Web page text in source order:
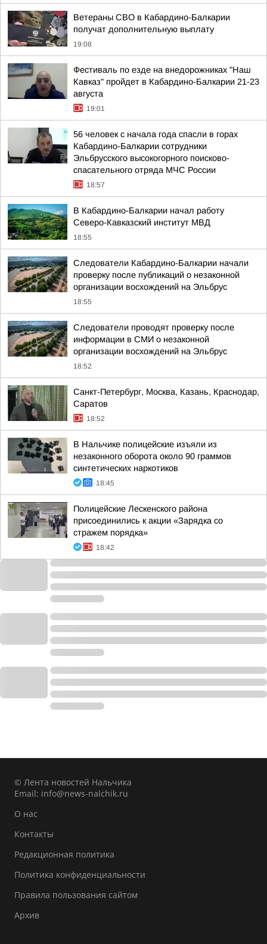
Ветераны СВО в Кабардино-Балкарии
получат дополнительную выплату
19:08
Фестиваль по езде на внедорожниках "Наш
Кавказ" пройдет в Кабардино-Балкарии 21-23
августа
19:01
56 человек с начала года спасли в горах
Кабардино-Балкарии сотрудники
Эльбрусского высокогорного поисково-
спасательного отряда МЧС России
18:57
В Кабардино-Балкарии начал работу
Северо-Кавказский институт МВД
18:55
Следователи Кабардино-Балкарии начали
проверку после публикаций о незаконной
организации восхождений на Эльбрус
18:55
Следователи проводят проверку после
информации в СМИ о незаконной
организации восхождений на Эльбрус
18:52
Санкт-Петербург, Москва, Казань, Краснодар,
Саратов
18:52
В Нальчике полицейские изъяли из
незаконного оборота около 90 граммов
синтетических наркотиков
18:45
Полицейские Лескенского района
присоединились к акции «Зарядка со
стражем порядка»
18:42
© Лента новостей Нальчика
Email: info@news-nalchik.ru
О нас
Контакты
Редакционная политика
Политика конфиденциальности
Правила пользования сайтом
Архив